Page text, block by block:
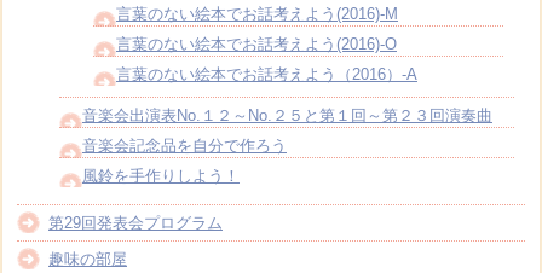
言葉のない絵本でお話考えよう(2016)-M
言葉のない絵本でお話考えよう(2016)-O
言葉のない絵本でお話考えよう（2016）-A
音楽会出演表No.１２～No.２５と第１回～第２３回演奏曲
音楽会記念品を自分で作ろう
風鈴を手作りしよう！
第29回発表会プログラム
趣味の部屋